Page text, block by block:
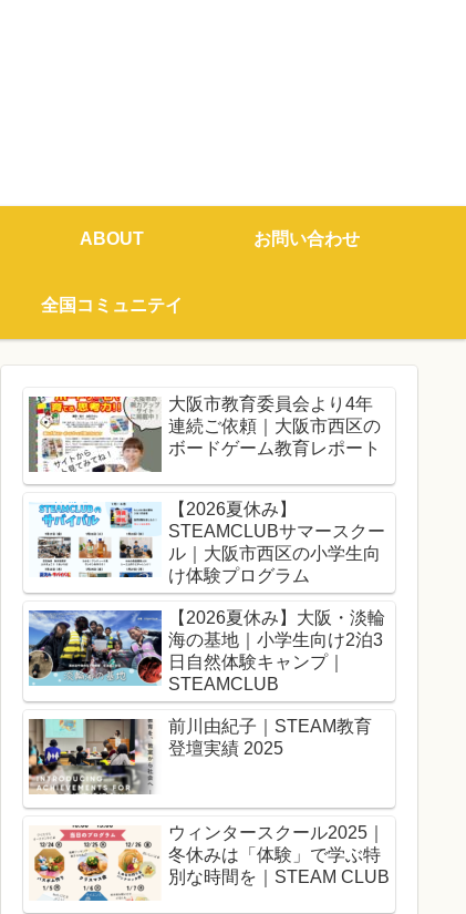
ABOUT お問い合わせ
全国コミュニテイ
大阪市教育委員会より4年
連続ご依頼｜大阪市西区の
ボードゲーム教育レポート
【2026夏休み】
STEAMCLUBサマースクー
ル｜大阪市西区の小学生向
け体験プログラム
【2026夏休み】大阪・淡輪
海の基地｜小学生向け2泊3
日自然体験キャンプ｜
STEAMCLUB
前川由紀子｜STEAM教育
登壇実績 2025
ウィンタースクール2025｜
冬休みは「体験」で学ぶ特
別な時間を｜STEAM CLUB